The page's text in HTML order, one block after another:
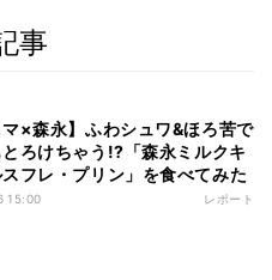
事
マ×森永】ふわシュワ&ほろ苦で
ろけちゃう!?「森永ミルクキ
フレ・プリン」を食べてみた
15:00 レポート